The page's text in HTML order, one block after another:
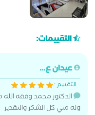
التقييمات:
عيدان ع...
التقييم :
الدكتور محمد وفقه
وله مني كل الشكر والتقدير